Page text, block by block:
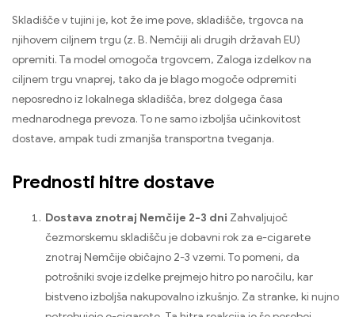
Skladišče v tujini je, kot že ime pove, skladišče, trgovca na
njihovem ciljnem trgu (z. B. Nemčiji ali drugih državah EU)
opremiti. Ta model omogoča trgovcem, Zaloga izdelkov na
ciljnem trgu vnaprej, tako da je blago mogoče odpremiti
neposredno iz lokalnega skladišča, brez dolgega časa
mednarodnega prevoza. To ne samo izboljša učinkovitost
dostave, ampak tudi zmanjša transportna tveganja.
Prednosti hitre dostave
Dostava znotraj Nemčije 2-3 dni Zahvaljujoč
čezmorskemu skladišču je dobavni rok za e-cigarete
znotraj Nemčije običajno 2-3 vzemi. To pomeni, da
potrošniki svoje izdelke prejmejo hitro po naročilu, kar
bistveno izboljša nakupovalno izkušnjo. Za stranke, ki nujno